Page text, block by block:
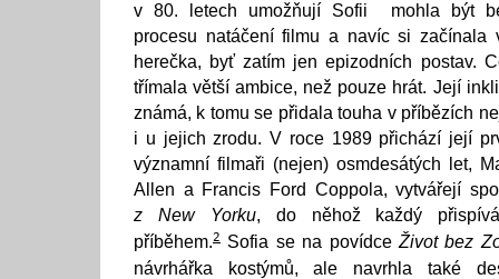
v 80. letech umožňují Sofii mohla být
procesu natáčení filmu a navíc si začínala
herečka, byť zatím jen epizodních postav.
třímala větší ambice, než pouze hrát. Její
známá, k tomu se přidala touha v příbězích
i u jejich zrodu. V roce 1989 přichází její
významní filmaři (nejen) osmdesátých let,
Allen a Francis Ford Coppola, vytvářejí
z New Yorku, do něhož každý
příběhem.2 Sofia se na povídceŽivot bez
návrhářka kostýmů, ale navrhla také